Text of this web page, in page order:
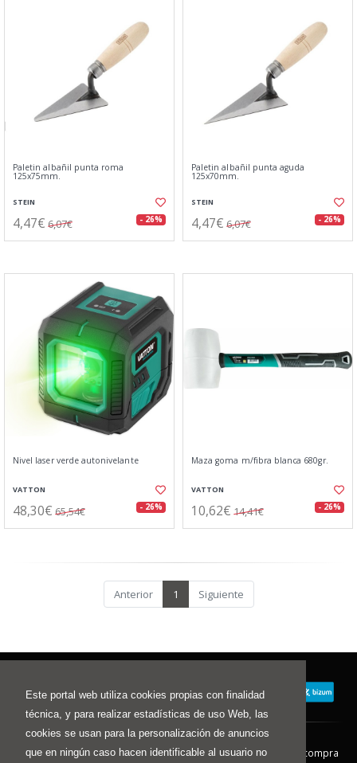
Este portal web utiliza cookies propias con finalidad
técnica, y para realizar estadísticas de uso Web, las
cookies se usan para la personalización de anuncios
que en ningún caso hacen identificable al usuario no
Paletin albañil punta roma
125x75mm.
STEIN
4,47€ 6,07€ - 26%
Paletin albañil punta aguda
125x70mm.
STEIN
4,47€ 6,07€ - 26%
Nivel laser verde autonivelante
VATTON
48,30€ 65,54€ - 26%
Maza goma m/fibra blanca 680gr.
VATTON
10,62€ 14,41€ - 26%
Anterior 1 Siguiente
Contacto Aviso Legal Condiciones de compra